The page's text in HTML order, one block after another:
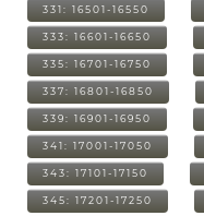
331: 16501-16550
333: 16601-16650
335: 16701-16750
337: 16801-16850
339: 16901-16950
341: 17001-17050
343: 17101-17150
345: 17201-17250